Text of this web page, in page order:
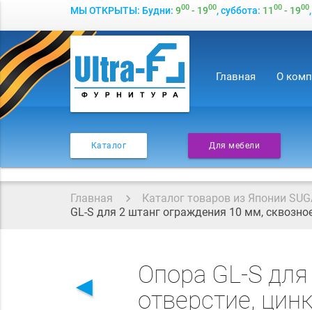
МЫ ОТКРЫТЫ: Будни: 900- 1900, суббота: 1100- 1900
Главная О
Каталог Для мебели
Главная
Каталог товаров из Японии
GL-S для 2 штанг ограждения 10 мм,
◄
Опора GL-S
отверстие,